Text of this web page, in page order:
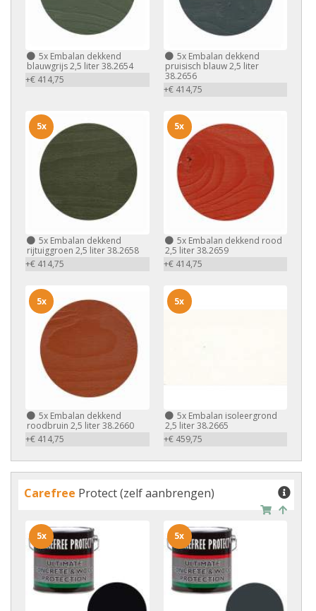
5x Embalan dekkend
blauwgrijs 2,5 liter 38.2654
+€ 414,75
5xEmbalan dekkend
pruisisch blauw 2,5 liter
38.2656
+€ 414,75
5x Embalan dekkend
rijtuiggroen 2,5 liter 38.2658
+€ 414,75
5x
5xEmbalan dekkend rood
2,5 liter 38.2659
+€ 414,75
5x
5x Embalan dekkend
roodbruin 2,5 liter 38.2660
+€ 414,75
5x
5xEmbalan isoleergrond
2,5 liter 38.2665
+€ 459,75
5x
Carefree Protect (zelf aanbrengen)
5x 5x